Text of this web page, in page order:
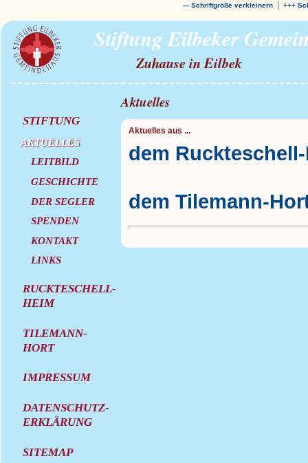
--- Schriftgröße verkleinern | +++
Stiftung Eilbeker
Zuhause in Eilbek
STIFTUNG
AKTUELLES
LEITBILD
GESCHICHTE
DER SEGLER
SPENDEN
KONTAKT
LINKS
RUCKTESCHELL-
HEIM
TILEMANN-
HORT
IMPRESSUM
DATENSCHUTZ-
ERKLÄRUNG
SITEMAP
Aktuelles
Aktuelles aus ...
dem
dem Tilemann-